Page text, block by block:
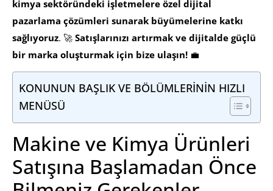
kimya sektöründeki işletmelere özel dijital
pazarlama çözümleri sunarak büyümelerine katkı
sağlıyoruz. 🚀 Satışlarınızı artırmak ve dijitalde güçlü
bir marka oluşturmak için bize ulaşın! 💼
KONUNUN BAŞLIK VE BÖLÜMLERİNİN HIZLI
MENÜSÜ
Makine ve Kimya Ürünleri
Satışına Başlamadan Önce